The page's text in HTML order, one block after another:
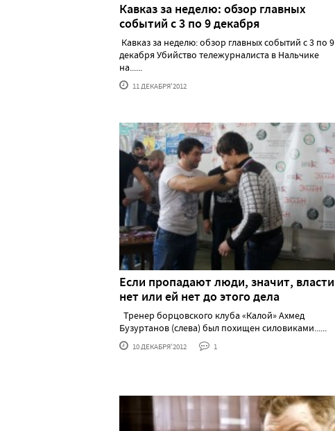
Кавказ за неделю: обзор главных
событий с 3 по 9 декабря
Кавказ за неделю: обзор главных событий с 3 по 9
декабря Убийство тележурналиста в Нальчике
на......
11 ДЕКАБРЯ'2012
Если пропадают люди, значит, власти
нет или ей нет до этого дела
Тренер борцовского клуба «Калой» Ахмед
Бузуртанов (слева) был похищен силовиками......
10 ДЕКАБРЯ'2012 1